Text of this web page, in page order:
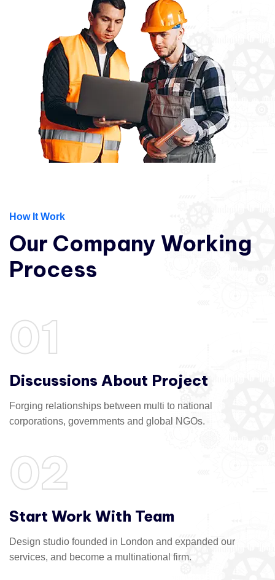
How It Work
Our Company Working
Process
01
Discussions About Project
Forging relationships between multi to national
corporations, governments and global NGOs.
02
Start Work With Team
Design studio founded in London and expanded our
services, and become a multinational firm.